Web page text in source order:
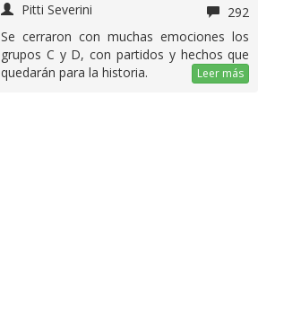
Pitti Severini
292
Se cerraron con muchas emociones los
grupos C y D, con partidos y hechos que
quedarán para la historia.
Leer más